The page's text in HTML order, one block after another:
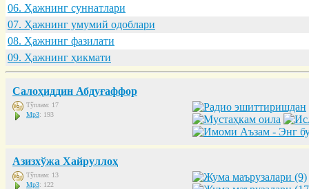
06. Ҳaжнинг суннaтлaри
07. Ҳaжнинг умумий одоблaри
08. Ҳaжнинг фaзилaти
09. Ҳaжнинг ҳикмaти
Салоҳиддин Абдуғаффор
Тўплам: 17
Mp3: 193
Азизхўжа Хайруллоҳ
Тўплам: 13
Mp3: 122